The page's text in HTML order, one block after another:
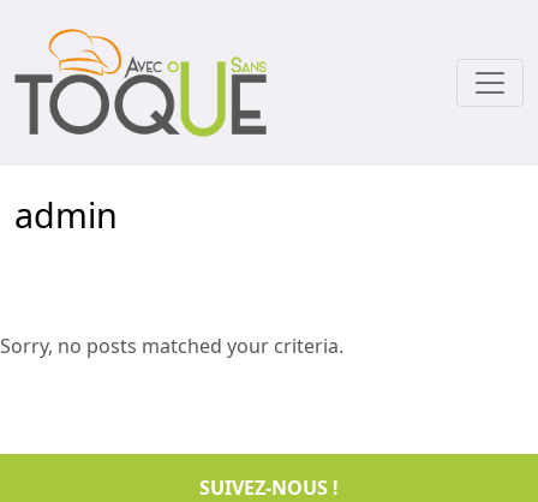
admin
Sorry, no posts matched your criteria.
SUIVEZ-NOUS !